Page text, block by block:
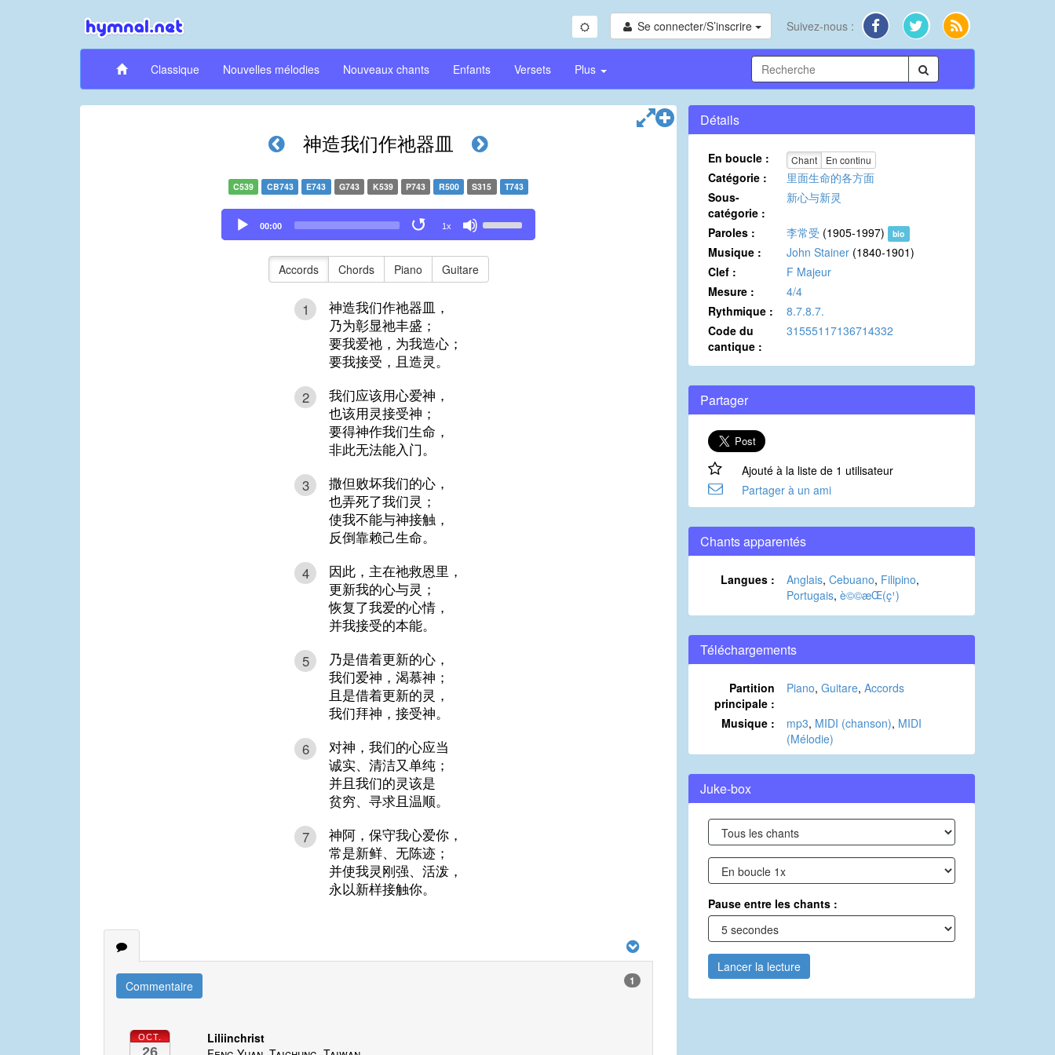
Se connecter/S’inscrire Suivez-nous :
Classique Nouvelles mélodies Nouveaux chants Enfants Versets Plus
神造我们作祂器皿
C539 CB743 E743 G743 K539 P743 R500 S315 T743
Audio
Player
00:00 1x
Up/Down
to
Accords Chords Piano Guitare
1
神造我们作祂器皿，
乃为彰显祂丰盛；
要我爱祂，为我造心；
要我接受，且造灵。
2
我们应该用心爱神，
也该用灵接受神；
要得神作我们生命，
非此无法能入门。
3
撒但败坏我们的心，
也弄死了我们灵；
使我不能与神接触，
反倒靠赖己生命。
4
因此，主在祂救恩里，
更新我的心与灵；
恢复了我爱的心情，
并我接受的本能。
5
乃是借着更新的心，
我们爱神，渴慕神；
且是借着更新的灵，
我们拜神，接受神。
6
对神，我们的心应当
诚实、清洁又单纯；
并且我们的灵该是
贫穷、寻求且温顺。
7
神阿，保守我心爱你，
常是新鲜、无陈迹；
并使我灵刚强、活泼，
永以新样接触你。
Commentaire 1
OCT.
Liliinchrist
Détails
En boucle : Chant En continu
Catégorie :
里面生命的各方面
Sous-
catégorie :
新心与新灵
Paroles : 李常受 (1905-1997) bio
Musique : John Stainer (1840-1901)
Clef :
F Majeur
Mesure :
4/4
Rythmique :
8.7.8.7.
Code du
cantique :
31555117136714332
Partager
Ajouté à la liste de 1 utilisateur
Partager à un ami
Chants apparentés
Langues : Anglais, Cebuano, Filipino,
Portugais, è©©æ­Œ(ç¹)
Téléchargements
Partition
principale :
Piano, Guitare, Accords
Musique : mp3, MIDI (chanson), MIDI
(Mélodie)
Juke-box
Pause entre les chants :
Lancer la lecture